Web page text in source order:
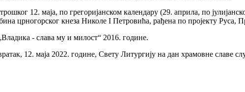
12. маја, по грегоријанском календару (29. априла, по
црногорског кнеза Николе I Петровића, рађена по пројекту Руса,
- слава му и милост“ 2016. године.
12. маја 2022. године, Свету Литургију на дан храмовне славе